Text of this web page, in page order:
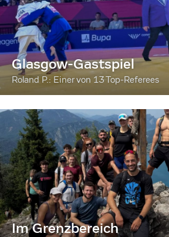
Glasgow-Gastspiel
Roland P.: Einer von 13 Top-Referees
Im Grenzbereich